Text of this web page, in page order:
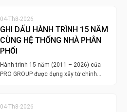
04-Th8-2026
GHI DẤU HÀNH TRÌNH 15 NĂM
CÙNG HỆ THỐNG NHÀ PHÂN
PHỐI
Hành trình 15 năm (2011 – 2026) của
PRO GROUP được dựng xây từ chính…
04-Th8-2026